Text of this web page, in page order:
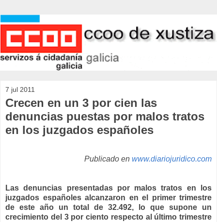
7 jul 2011
Crecen en un 3 por cien las
denuncias puestas por malos tratos
en los juzgados españoles
Publicado en www.diariojuridico.com
Las denuncias presentadas por malos tratos en los
juzgados españoles alcanzaron en el primer trimestre
de este año un total de 32.492, lo que supone un
crecimiento del 3 por ciento respecto al último trimestre